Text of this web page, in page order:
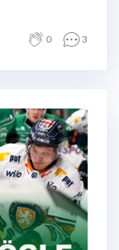
0 3